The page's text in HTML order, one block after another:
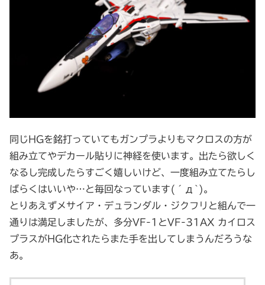
同じHGを銘打っていてもガンプラよりもマクロスの方が
組み立てやデカール貼りに神経を使います。出たら欲しく
なるし完成したらすごく嬉しいけど、一度組み立てたらし
ばらくはいいや…と毎回なっています(´д`)。
とりあえずメサイア・デュランダル・ジクフリと組んで一
通りは満足しましたが、多分VF-1とVF-31AX カイロス
プラスがHG化されたらまた手を出してしまうんだろうな
あ。